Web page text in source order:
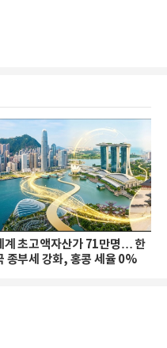
계 초고액자산가 71만명… 한
종부세 강화, 홍콩 세율 0%